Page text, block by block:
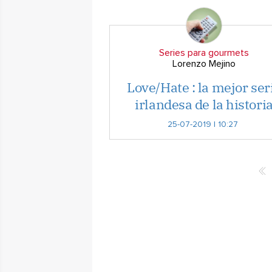
Series para gourmets
Lorenzo Mejino
Love/Hate : la mejor
irlandesa de la
25-07-2019 | 10:27